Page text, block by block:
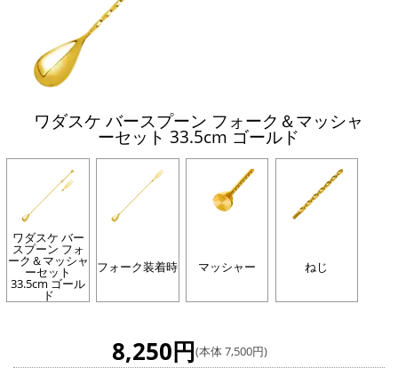
ワダスケ バースプーン フォーク＆マッシャ
ーセット 33.5cm ゴールド
ワダスケ バー
スプーン フォ
ーク＆マッシャ
ーセット
33.5cm ゴール
ド
フォーク装着時 マッシャー ねじ
8,250円(本体 7,500円)